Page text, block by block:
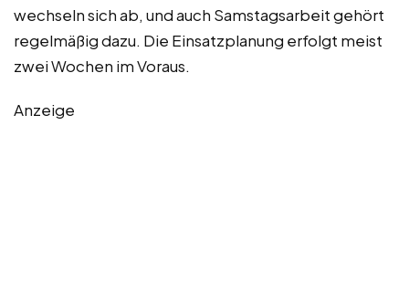
wechseln sich ab, und auch Samstagsarbeit gehört
regelmäßig dazu. Die Einsatzplanung erfolgt meist
zwei Wochen im Voraus.
Anzeige